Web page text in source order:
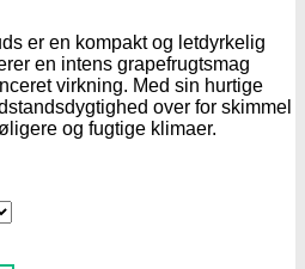
er en kompakt og letdyrkelig
en intens grapefrugtsmag
virkning. Med sin hurtige
over for skimmel
og fugtige klimaer.